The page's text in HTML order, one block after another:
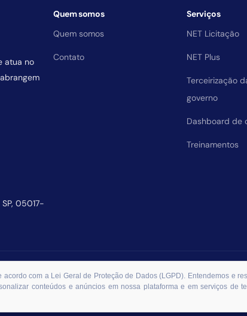
atua no
05017-
Quem somos
Quem somos
Contato
Serviços
NET Licitação
NET Plus
Terceirização
governo
Dashboard de
Treinamentos
com a Lei Geral de Proteção de Dados (LGPD). Entendemos e
conteúdos e anúncios em nossa plataforma e em serviços de